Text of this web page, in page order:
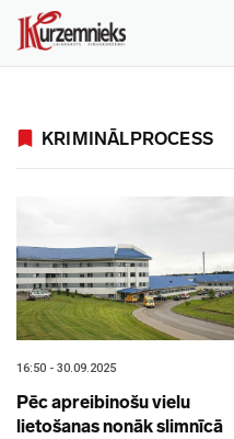
KRIMINĀLPROCESS
16:50 - 30.09.2025
Pēc apreibinošu vielu
lietošanas nonāk slimnīcā